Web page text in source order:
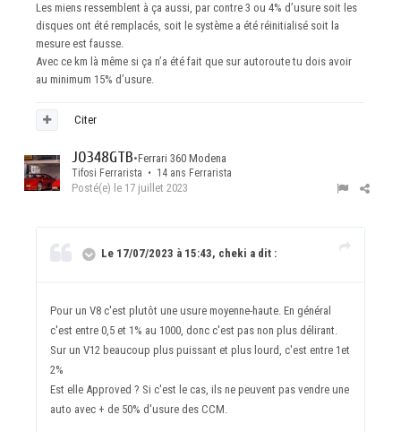
Les miens ressemblent à ça aussi, par contre 3 ou 4% d’usure soit les
disques ont été remplacés, soit le système a été réinitialisé soit la
mesure est fausse.
Avec ce km là même si ça n’a été fait que sur autoroute tu dois avoir
au minimum 15% d’usure.
Citer
JO348GTB•Ferrari 360 Modena
Tifosi Ferrarista • 14 ans Ferrarista
Posté(e) le 17 juillet 2023
Le 17/07/2023 à 15:43, cheki a dit :
Pour un V8 c'est plutôt une usure moyenne-haute. En général
c'est entre 0,5 et 1% au 1000, donc c'est pas non plus délirant.
Sur un V12 beaucoup plus puissant et plus lourd, c'est entre 1et
2%
Est elle Approved ? Si c'est le cas, ils ne peuvent pas vendre une
auto avec + de 50% d'usure des CCM.